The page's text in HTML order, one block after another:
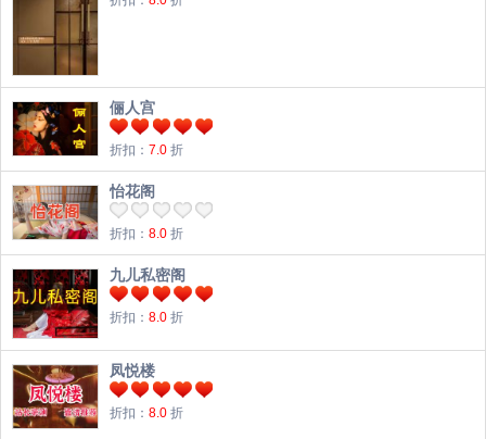
俪人宫
折扣： 7.0 折
怡花阁
折扣： 8.0 折
九儿私密阁
折扣： 8.0 折
凤悦楼
折扣： 8.0 折